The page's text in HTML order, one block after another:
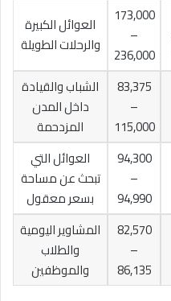
173,000
–
236,000
العوائل الكبيرة
والرحلات الطويلة
83,375
–
115,000
الشباب والقيادة
داخل المدن
المزدحمة
94,300
–
94,990
العوائل التي
تبحث عن مساحة
بسعر معقول
82,570
–
86,135
المشاوير اليومية
والطلاب
والموظفين